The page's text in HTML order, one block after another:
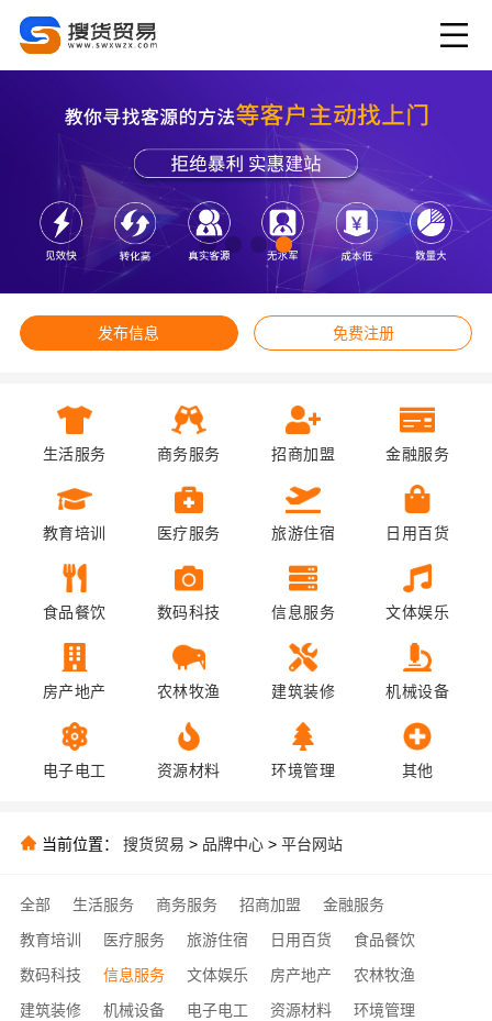
发布信息 免费注册
生活服务 商务服务 招商加盟 金融服务
教育培训 医疗服务 旅游住宿 日用百货
食品餐饮 数码科技 信息服务 文体娱乐
房产地产 农林牧渔 建筑装修 机械设备
电子电工 资源材料 环境管理 其他
当前位置： 搜货贸易 > 品牌中心 > 平台网站
全部 生活服务 商务服务 招商加盟
金融服务
教育培训
医疗服务 旅游住宿 日用百货
食品餐饮
数码科技
信息服务 文体娱乐 房产地产
农林牧渔
建筑装修
机械设备 电子电工 资源材料
环境管理